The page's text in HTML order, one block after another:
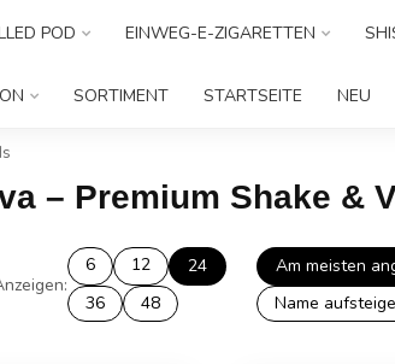
POD EINWEG-E-ZIGARETTEN
SORTIMENT STARTSEITE NEU
– Premium Shake &
6 12
24
36
48
Am meisten
Name